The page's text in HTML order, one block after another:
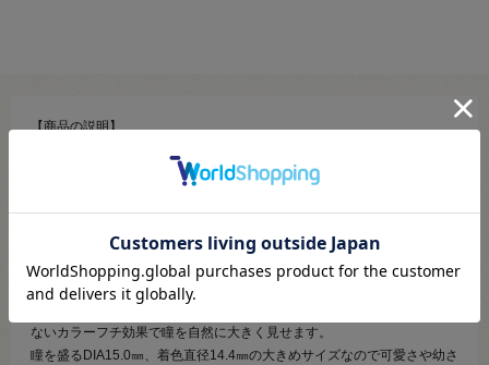
【商品の説明】
エティアプリズムは白いキャッチライト入りのデザインだから、どんな
キャッチライトとは人物撮影の際、ストロボやレフ版を使用し瞳の中に
入れる光のこと。
自撮りアプリを通すと瞳のキャッチライトが強調され、さらにキラキラ
と光り輝く印象的な瞳に!
ないカラーフチ効果で瞳を自然に大きく見せます。
瞳を盛るDIA15.0㎜、着色直径14.4㎜の大きめサイズなので可愛さや幼さ